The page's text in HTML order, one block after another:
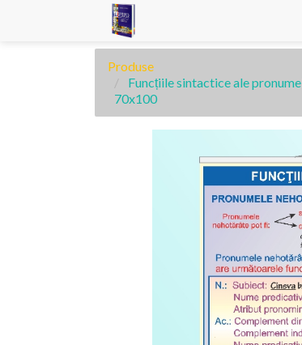
Produse
Funcțiile sintactice ale
70x100